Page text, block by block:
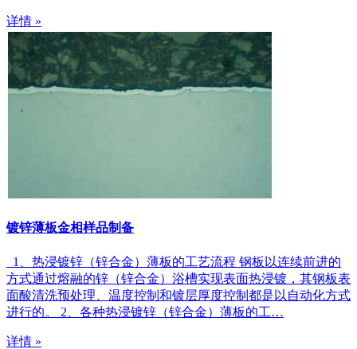
详情 »
镀锌薄板金相样品制备
1、热浸镀锌（锌合金）薄板的工艺流程 钢板以连续前进的
方式通过熔融的锌（锌合金）浴槽实现表面热浸镀，其钢板表
面酸清洗预处理、温度控制和镀层厚度控制都是以自动化方式
进行的。 2、各种热浸镀锌（锌合金）薄板的工…
详情 »